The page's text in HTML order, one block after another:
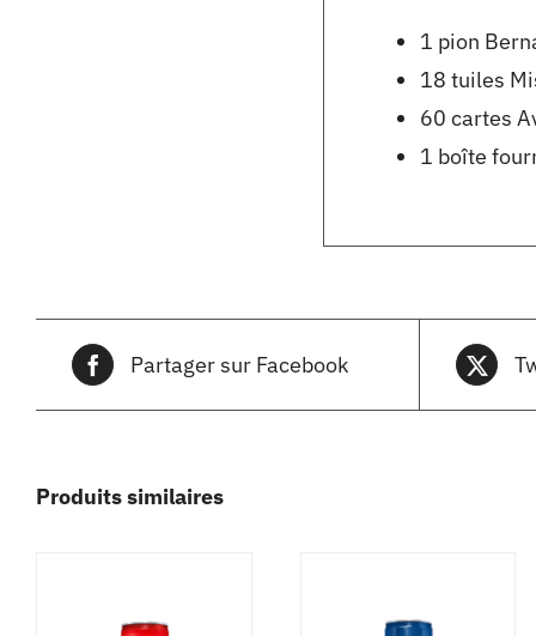
1 pion
18 tuiles
60 cartes
1 boîte
Partager sur Facebook
Produits similaires